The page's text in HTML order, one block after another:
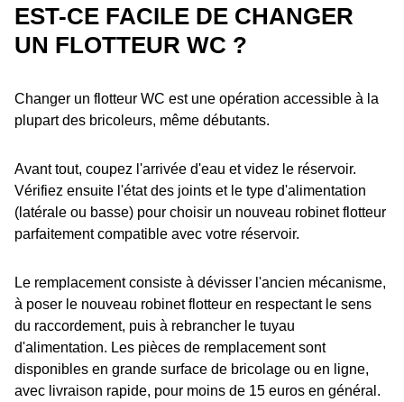
EST-CE FACILE DE CHANGER
UN FLOTTEUR WC ?
Changer un flotteur WC est une opération accessible à la
plupart des bricoleurs, même débutants.
Avant tout, coupez l'arrivée d'eau et videz le réservoir.
Vérifiez ensuite l'état des joints et le type d'alimentation
(latérale ou basse) pour choisir un nouveau robinet flotteur
parfaitement compatible avec votre réservoir.
Le remplacement consiste à dévisser l'ancien mécanisme,
à poser le nouveau robinet flotteur en respectant le sens
du raccordement, puis à rebrancher le tuyau
d'alimentation. Les pièces de remplacement sont
disponibles en grande surface de bricolage ou en ligne,
avec livraison rapide, pour moins de 15 euros en général.